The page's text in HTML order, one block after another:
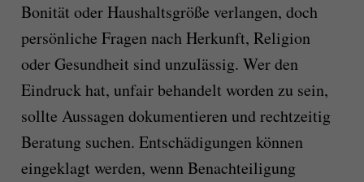
Bonität oder Haushaltsgröße verlangen, doch
persönliche Fragen nach Herkunft, Religion
oder Gesundheit sind unzulässig. Wer den
Eindruck hat, unfair behandelt worden zu sein,
sollte Aussagen dokumentieren und rechtzeitig
Beratung suchen. Entschädigungen können
eingeklagt werden, wenn Benachteiligung